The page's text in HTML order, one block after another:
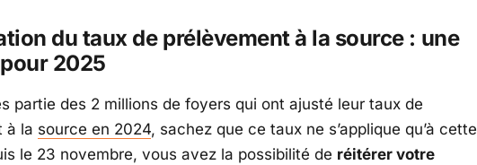
du taux de prélèvement à la source : une
2025
partie des 2 millions de foyers qui ont ajusté leur taux de
à la source en 2024, sachez que ce taux ne s’applique qu’à cette
le 23 novembre, vous avez la possibilité de réitérer votre